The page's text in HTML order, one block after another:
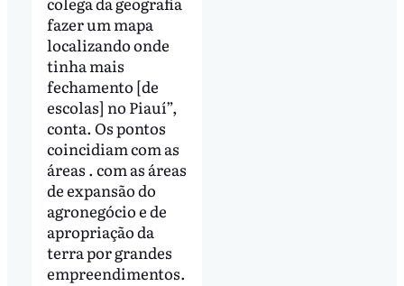
fazer um mapa
localizando onde
tinha mais
fechamento [de
escolas] no Piauí”,
conta. Os pontos
coincidiam com as
áreas . com as áreas
de expansão do
agronegócio e de
apropriação da
terra por grandes
empreendimentos.